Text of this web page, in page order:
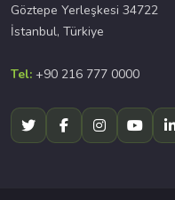
Göztepe Yerleşkesi 34722
İstanbul, Türkiye
Tel: +90 216 777 0000